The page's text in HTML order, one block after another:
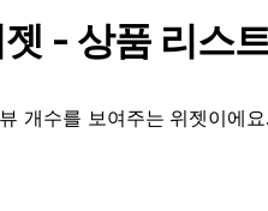
- 상품 리스
개수를 보여주는 위젯이에